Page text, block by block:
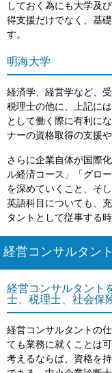
しておく為にも大学及
得支援だけでなく、基
す。
明海大学
経済学、経営学など、
税理士の他に、上記に
として働く際に有利に
ナーの資格取得の支援
さらに企業自体が国際
ル経済コース」「グロ
を深めていくこと、そ
英語科目についても、
タントとして従事する
経営コンサルタン
経営コンサルタント
士、税理士、社会保
経営コンサルタントの
ても業務に就くことは
考えるならば、資格を